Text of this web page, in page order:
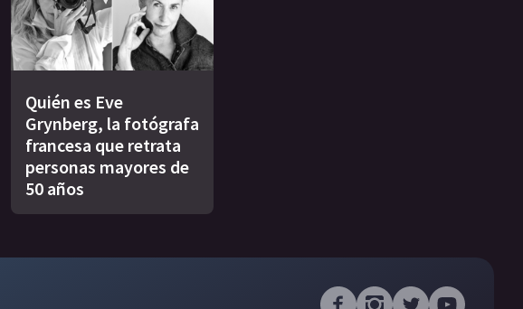
Quién es Eve
Grynberg, la fotógrafa
francesa que retrata
personas mayores de
50 años